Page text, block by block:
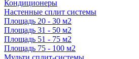
Кондиционеры
Настенные сплит системы
Площадь 20 - 30 м2
Площадь 31 - 50 м2
Площадь 51 - 75 м2
Площадь 75 - 100 м2
Мульти сплит-системы